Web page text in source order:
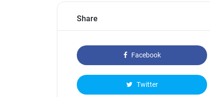
Share
Facebook
Twitter